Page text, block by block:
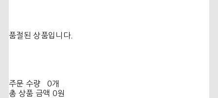
품절된 상품입니다.
주문 수량
0개
총 상품 금액 0원